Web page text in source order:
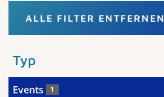
ALLE FILTER ENTFERNEN
Typ
Events 1